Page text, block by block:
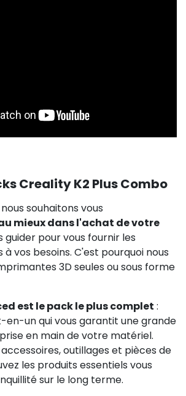
Creality K2 Plus Combo
souhaitons vous
mieux dans l'achat de votre
guider pour vous fournir les
vos besoins. C'est pourquoi nous
3D seules ou sous forme
est le pack le plus complet :
un qui vous garantit une grande
en main de votre matériel.
outillages et pièces de
les produits essentiels vous
sur le long terme.